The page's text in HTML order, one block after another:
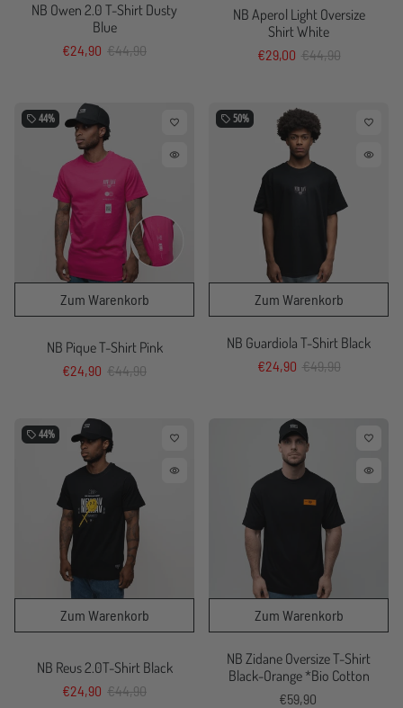
NB Owen 2.0 T-Shirt Dusty
Blue
€24,90 €44,90
NB Aperol Light Oversize
Shirt White
€29,00 €44,90
local_offer 44% favorite_border
remove_red_eye
NB Pique T-Shirt Pink
€24,90 €44,90
local_offer 50% favorite_border
remove_red_eye
NB Guardiola T-Shirt Black
€24,90 €49,90
local_offer 44% favorite_border
remove_red_eye
NB Reus 2.0T-Shirt Black
€24,90 €44,90
favorite_border
remove_red_eye
NB Zidane Oversize T-Shirt
Black-Orange *Bio Cotton
€59,90